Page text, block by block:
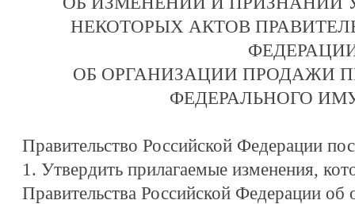
НЕКОТОРЫХ АКТОВ
ОБ ОРГАНИЗАЦИИ ПРОДАЖИ
ФЕДЕРАЛЬНОГО
Правительство Российской Федерации
1. Утвердить прилагаемые изменения,
Правительства Российской Федерации об